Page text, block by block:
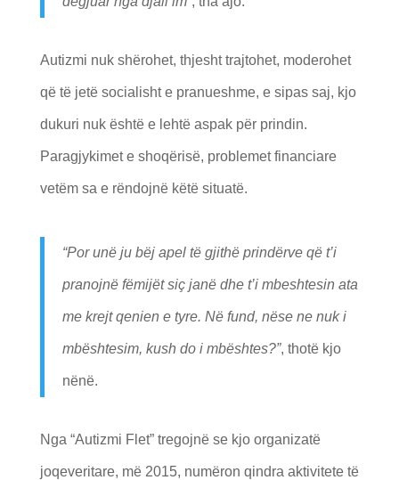
Autizmi nuk shërohet, thjesht trajtohet, moderohet
që të jetë socialisht e pranueshme, e sipas saj, kjo
dukuri nuk është e lehtë aspak për prindin.
Paragjykimet e shoqërisë, problemet financiare
vetëm sa e rëndojnë këtë situatë.
“Por unë ju bëj apel të gjithë prindërve që t’i
pranojnë fëmijët siç janë dhe t’i mbeshtesin ata
me krejt qenien e tyre. Në fund, nëse ne nuk i
mbështesim, kush do i mbështes?”, thotë kjo
nënë.
Nga “Autizmi Flet” tregojnë se kjo organizatë
joqeveritare, më 2015, numëron qindra aktivitete të